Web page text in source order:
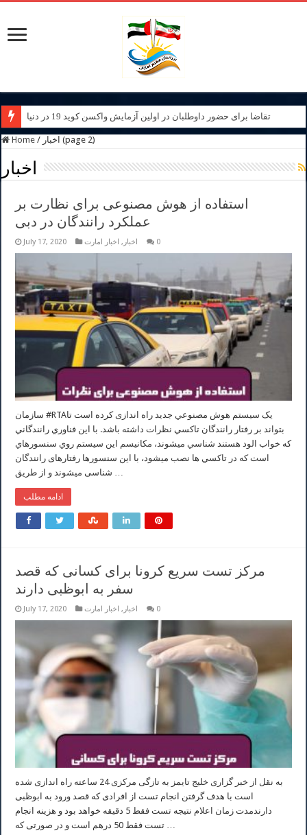
تقاضا برای حضور داوطلبان در اولین آزمایش واکسن کوید 19 در دنیا
Home / اخبار (page 2)
اخبار
استفاده از هوش مصنوعی برای نظارت بر
عملکرد رانندگان در دبی
July 17, 2020 اخبار , اخبار امارت 0
سازمان #RTAيک سيستم هوش مصنوعي جديد راه اندازی كرده است تا
بتواند بر رفتار رانندگان تاكسي نظرات داشته باشد. با اين فناوري رانندگاني
كه خواب الود هستند شناسي ميشوند، مكانيسم اين سيستم روي سنسورهاي
است كه در تاكسي ها نصب ميشود، با اين سنسورها رفتارهای رانندگان
ادامه مطلب
مرکز تست سریع کرونا برای کسانی که قصد
سفر به ابوظبی دارند
July 17, 2020 اخبار , اخبار امارت 0
به نقل از خبر گزاری خلیج تایمز به تازگی مرکزی 24 ساعته راه اندازی شده
است با هدف گرفتن انجام تست از افرادی که قصد ورود به ابوظبی
دارندمدت زمان اعلام نتیجه تست فقط 5 دقیقه خواهد بود و هزینه انجام